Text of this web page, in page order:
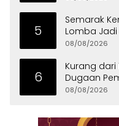
5
Semarak
Lomba
Warga
08/08/2026
6
Kurang dari
Dugaan
Tersangka
08/08/2026